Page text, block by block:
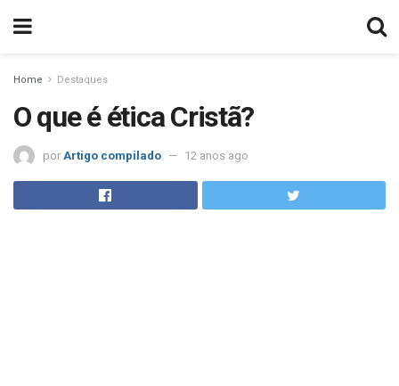
Home Destaques
O que é ética Cristã?
por Artigo compilado 12 anos ago